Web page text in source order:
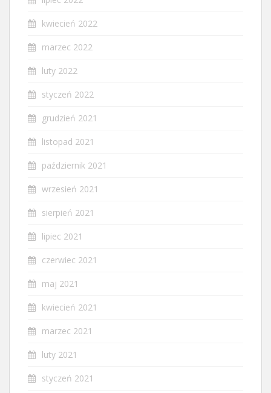
kwiecień 2022
marzec 2022
luty 2022
styczeń 2022
grudzień 2021
listopad 2021
październik 2021
wrzesień 2021
sierpień 2021
lipiec 2021
czerwiec 2021
maj 2021
kwiecień 2021
marzec 2021
luty 2021
styczeń 2021